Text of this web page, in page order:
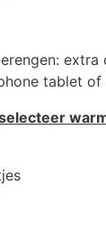
tablet